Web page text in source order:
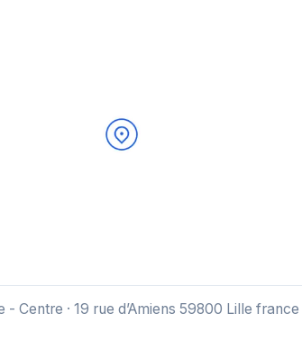
- Centre · 19 rue d’Amiens 59800 Lille france